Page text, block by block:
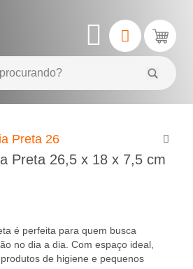
Preta 26,5 x 18 x 7,5 cm
é perfeita para quem busca
no dia a dia. Com espaço ideal,
de higiene e pequenos